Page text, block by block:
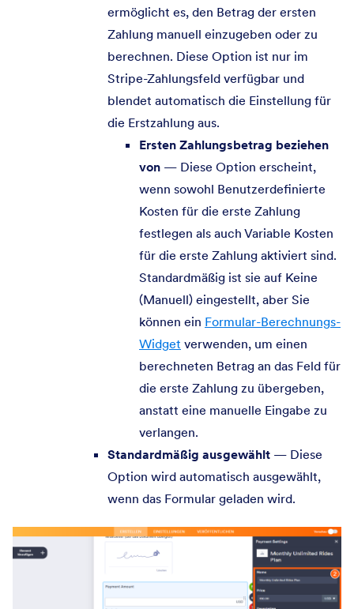
ermöglicht es, den Betrag der ersten
Zahlung manuell einzugeben oder zu
berechnen. Diese Option ist nur im
Stripe-Zahlungsfeld verfügbar und
blendet automatisch die Einstellung für
die Erstzahlung aus.
Ersten Zahlungsbetrag beziehen
von — Diese Option erscheint,
wenn sowohl Benutzerdefinierte
Kosten für die erste Zahlung
festlegen als auch Variable Kosten
für die erste Zahlung aktiviert sind.
Standardmäßig ist sie auf Keine
(Manuell) eingestellt, aber Sie
können ein Formular-Berechnungs-
Widget verwenden, um einen
berechneten Betrag an das Feld für
die erste Zahlung zu übergeben,
anstatt eine manuelle Eingabe zu
verlangen.
Standardmäßig ausgewählt — Diese
Option wird automatisch ausgewählt,
wenn das Formular geladen wird.